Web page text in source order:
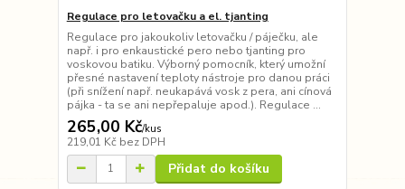
Regulace pro letovačku a el. tjanting
Regulace pro jakoukoliv letovačku / páječku, ale
např. i pro enkaustické pero nebo tjanting pro
voskovou batiku. Výborný pomocník, který umožní
přesné nastavení teploty nástroje pro danou práci
(při snížení např. neukapává vosk z pera, ani cínová
pájka - ta se ani nepřepaluje apod.). Regulace ...
265,00 Kč/kus
219,01 Kč bez DPH
Přidat do košíku